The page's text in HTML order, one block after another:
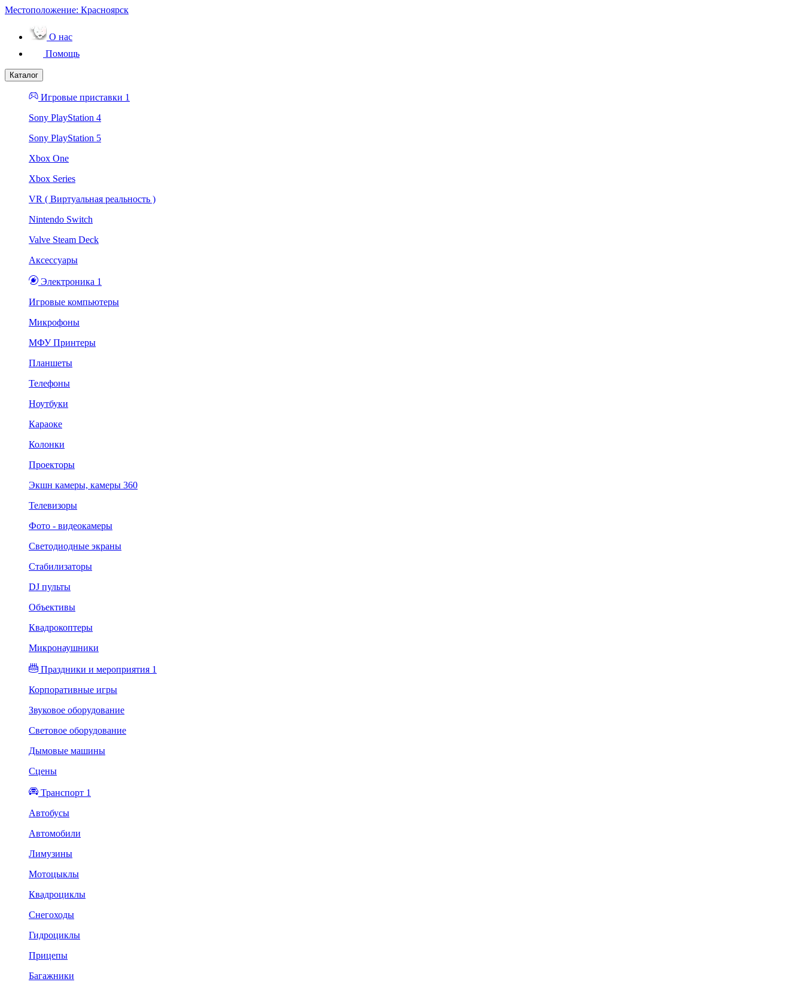
Местоположение: Красноярск
О нас
Помощь
Каталог
Игровые приставки 1
Sony PlayStation 4
Sony PlayStation 5
Xbox One
Xbox Series
VR ( Виртуальная реальность )
Nintendo Switch
Valve Steam Deck
Аксессуары
Электроника 1
Игровые компьютеры
Микрофоны
МФУ Принтеры
Планшеты
Телефоны
Ноутбуки
Караоке
Колонки
Проекторы
Экшн камеры, камеры 360
Телевизоры
Фото - видеокамеры
Светодиодные экраны
Стабилизаторы
DJ пульты
Объективы
Квадрокоптеры
Микронаушники
Праздники и мероприятия 1
Корпоративные игры
Звуковое оборудование
Световое оборудование
Дымовые машины
Сцены
Транспорт 1
Автобусы
Автомобили
Лимузины
Мотоцыклы
Квадроциклы
Снегоходы
Гидроциклы
Прицепы
Багажники